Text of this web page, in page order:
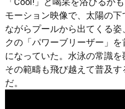
モーション映像で、太陽の
ながらプールから出てくる
クの「パワーブリーザー」
になっていた。水泳の常識を
その範疇も飛び越えて普及
だ。